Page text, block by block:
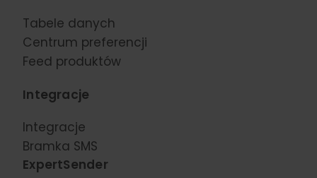
Tabele danych
Centrum preferencji
Feed produktów
Integracje
Integracje
Bramka SMS
ExpertSender